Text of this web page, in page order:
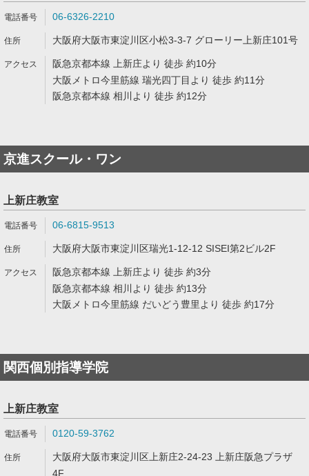
06-6326-2210
大阪府大阪市東淀川区小松3-3-7 グローリー上新庄101号
阪急京都本線 上新庄より 徒歩 約10分
大阪メトロ今里筋線 瑞光四丁目より 徒歩 約11分
阪急京都本線 相川より 徒歩 約12分
京進スクール・ワン
上新庄教室
06-6815-9513
大阪府大阪市東淀川区瑞光1-12-12 SISEI第2ビル2F
阪急京都本線 上新庄より 徒歩 約3分
阪急京都本線 相川より 徒歩 約13分
大阪メトロ今里筋線 だいどう豊里より 徒歩 約17分
関西個別指導学院
上新庄教室
0120-59-3762
大阪府大阪市東淀川区上新庄2-24-23 上新庄阪急プラザ
4F